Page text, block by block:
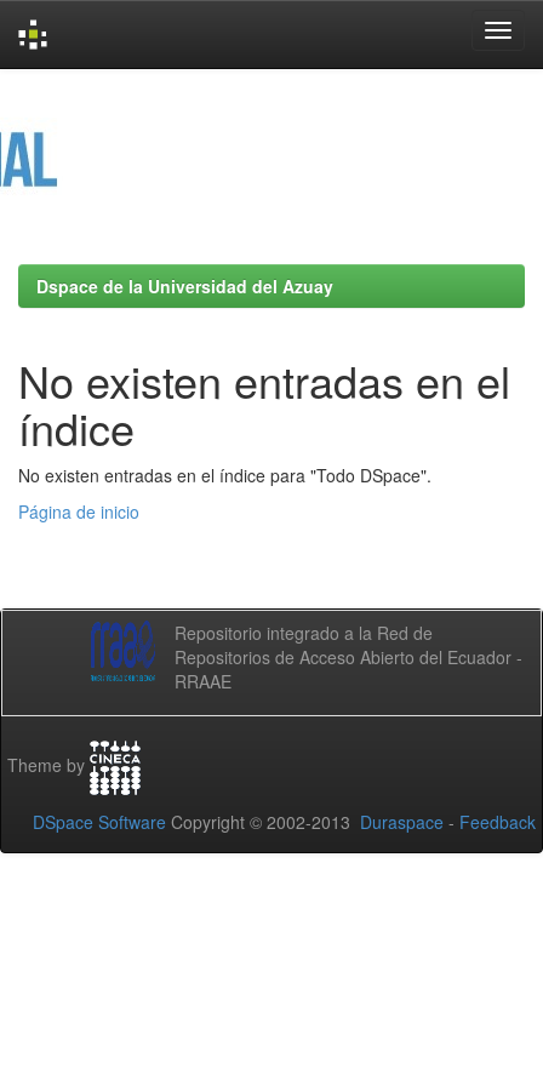
Dspace de la Universidad del Azuay
No existen entradas en el
índice
No existen entradas en el índice para "Todo DSpace".
Página de inicio
Repositorio integrado a la Red de
Repositorios de Acceso Abierto del Ecuador -
RRAAE
Theme by
DSpace Software Copyright © 2002-2013 Duraspace - Feedback